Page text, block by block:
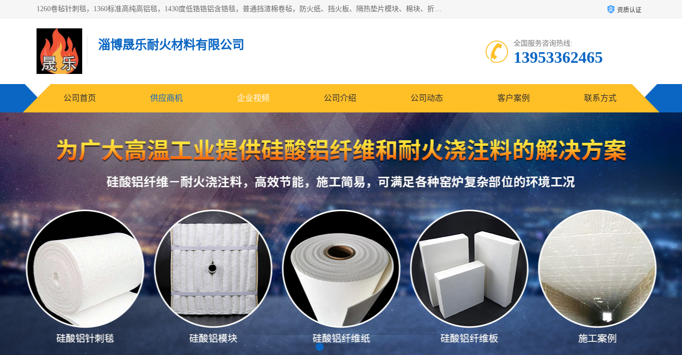
1260卷毡针刺毯，1360标准高纯高铝毯，1430度低锆锆铝含锆毯，普通挡渣棉卷毡，防火纸、挡火板、隔热垫片模块、棉块、折叠块、散棉高温固化剂价格规格密度多少钱图片视频立方平米参数指标 资质认证
淄博晟乐耐火材料有限公司 全国服务咨询热线:
13953362465
公司首页 供应商机 企业视频 公司介绍 公司动态 客户案例 联系方式